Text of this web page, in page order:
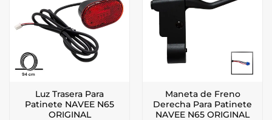
Luz Trasera Para
Patinete NAVEE N65
ORIGINAL
Maneta de Freno
Derecha Para Patinete
NAVEE N65 ORIGINAL